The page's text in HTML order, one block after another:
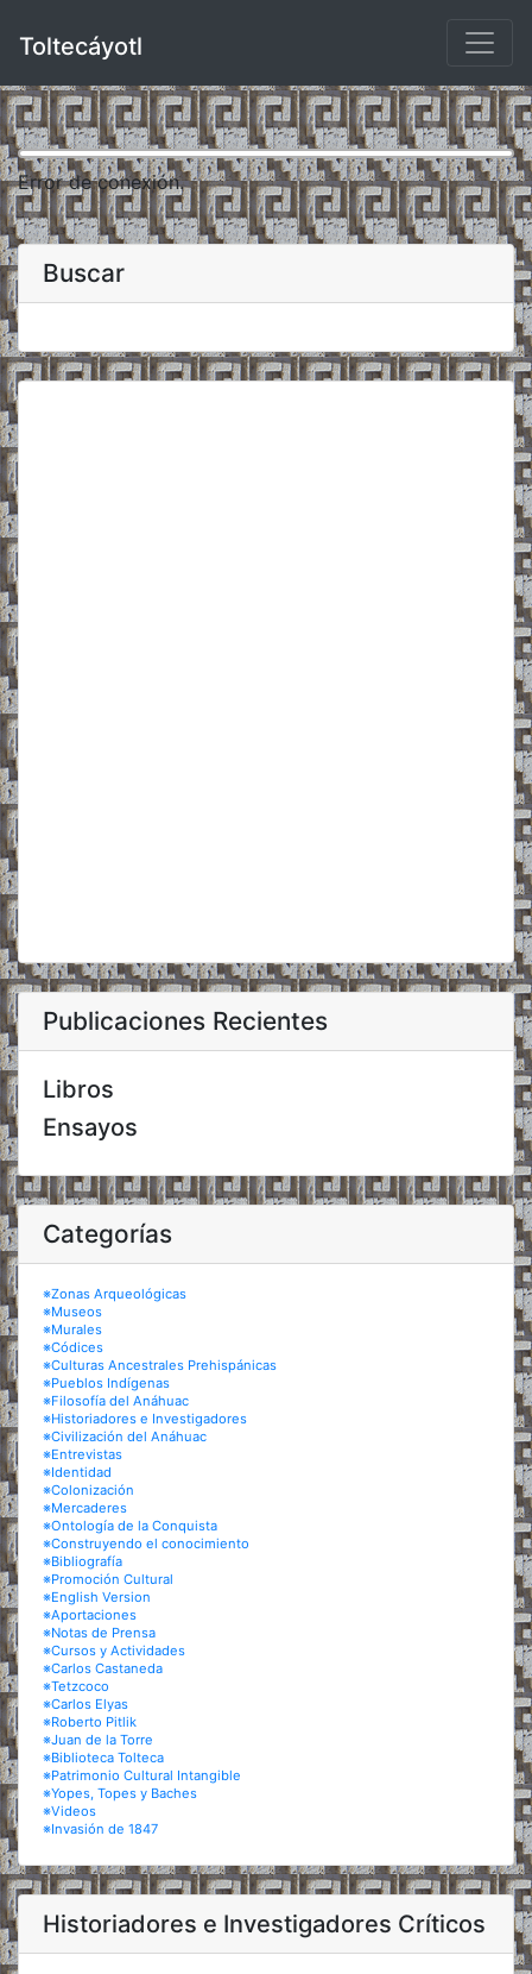
Toltecáyotl
Error de conexión.
Buscar
Publicaciones Recientes
Libros
Ensayos
Categorías
※Zonas Arqueológicas
※Museos
※Murales
※Códices
※Culturas Ancestrales Prehispánicas
※Pueblos Indígenas
※Filosofía del Anáhuac
※Historiadores e Investigadores
※Civilización del Anáhuac
※Entrevistas
※Identidad
※Colonización
※Mercaderes
※Ontología de la Conquista
※Construyendo el conocimiento
※Bibliografía
※Promoción Cultural
※English Version
※Aportaciones
※Notas de Prensa
※Cursos y Actividades
※Carlos Castaneda
※Tetzcoco
※Carlos Elyas
※Roberto Pitlik
※Juan de la Torre
※Biblioteca Tolteca
※Patrimonio Cultural Intangible
※Yopes, Topes y Baches
※Videos
※Invasión de 1847
Historiadores e Investigadores Críticos